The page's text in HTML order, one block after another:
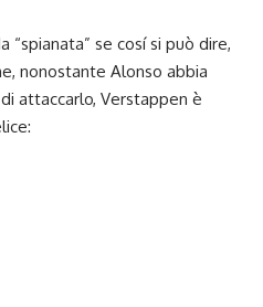
“spianata” se cosí si può dire,
nonostante Alonso abbia
attaccarlo, Verstappen è